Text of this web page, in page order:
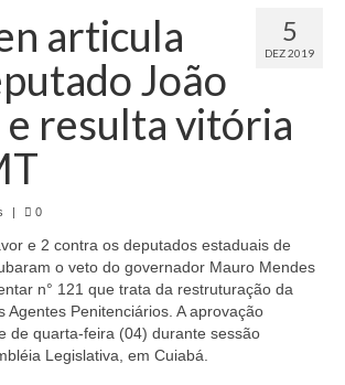
Sindsppen
do Sindsppen
do Sistema Penitenciário do Estado
de Requerimento Padrão Sindsppen
do Sindsppen
do Sistema Penitenciário
5
DEZ 2019
articula
João
e resulta vitória
| 0
e 2 contra os deputados estaduais de
o veto do governador Mauro Mendes
n° 121 que trata da restruturação da
Agentes Penitenciários. A aprovação
de quarta-feira (04) durante sessão
Legislativa, em Cuiabá.